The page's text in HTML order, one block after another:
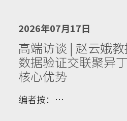
2026年07月17日
高端访谈 | 赵云娥
数据验证交联聚异
核心优势
编者按：…